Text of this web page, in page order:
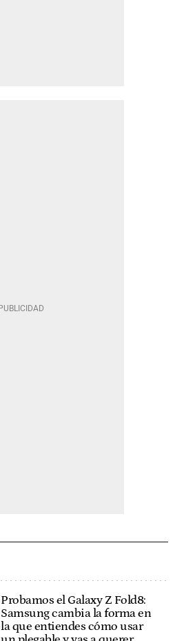
Probamos el Galaxy Z Fold8:
Samsung cambia la forma en
la que entiendes cómo usar